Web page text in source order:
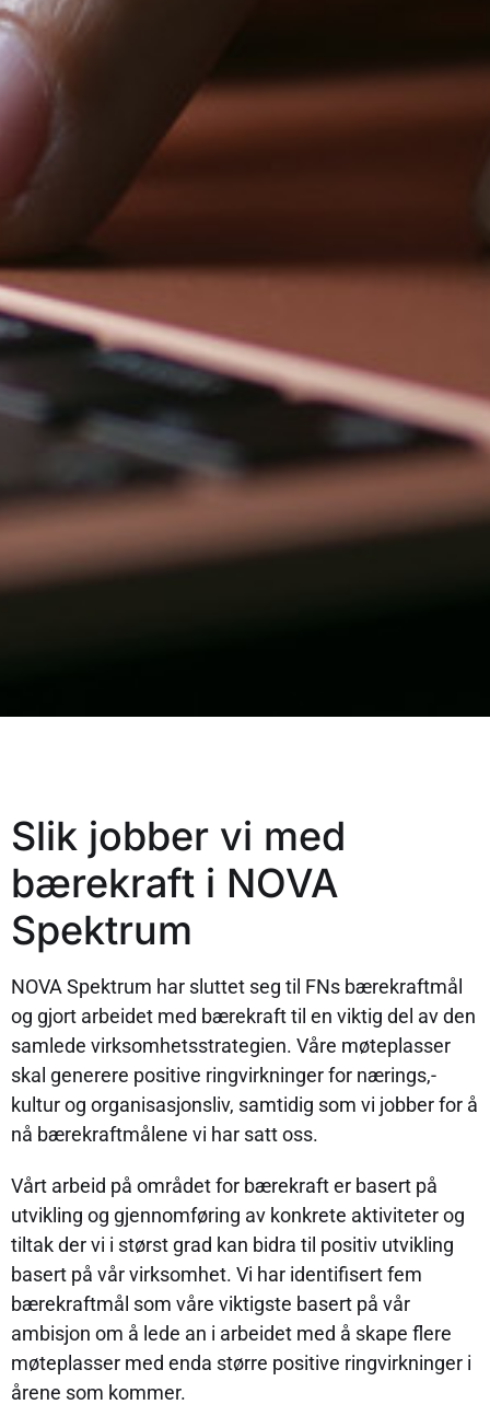
Slik jobber vi med
bærekraft i NOVA
Spektrum
NOVA Spektrum har sluttet seg til FNs bærekraftmål
og gjort arbeidet med bærekraft til en viktig del av den
samlede virksomhetsstrategien. Våre møteplasser
skal generere positive ringvirkninger for nærings,-
kultur og organisasjonsliv, samtidig som vi jobber for å
nå bærekraftmålene vi har satt oss.
Vårt arbeid på området for bærekraft er basert på
utvikling og gjennomføring av konkrete aktiviteter og
tiltak der vi i størst grad kan bidra til positiv utvikling
basert på vår virksomhet. Vi har identifisert fem
bærekraftmål som våre viktigste basert på vår
ambisjon om å lede an i arbeidet med å skape flere
møteplasser med enda større positive ringvirkninger i
årene som kommer.